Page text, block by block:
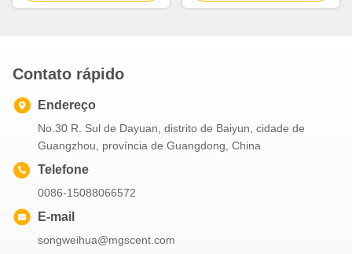
1000ml
Sem Fio
Contato rápido
Endereço
No.30 R. Sul de Dayuan, distrito de Baiyun, cidade de
Guangzhou, província de Guangdong, China
Telefone
0086-15088066572
E-mail
songweihua@mgscent.com